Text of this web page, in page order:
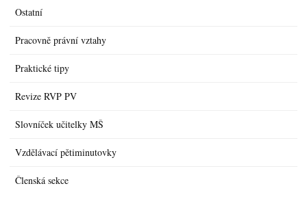
Ostatní
Pracovně právní vztahy
Praktické tipy
Revize RVP PV
Slovníček učitelky MŠ
Vzdělávací pětiminutovky
Členská sekce